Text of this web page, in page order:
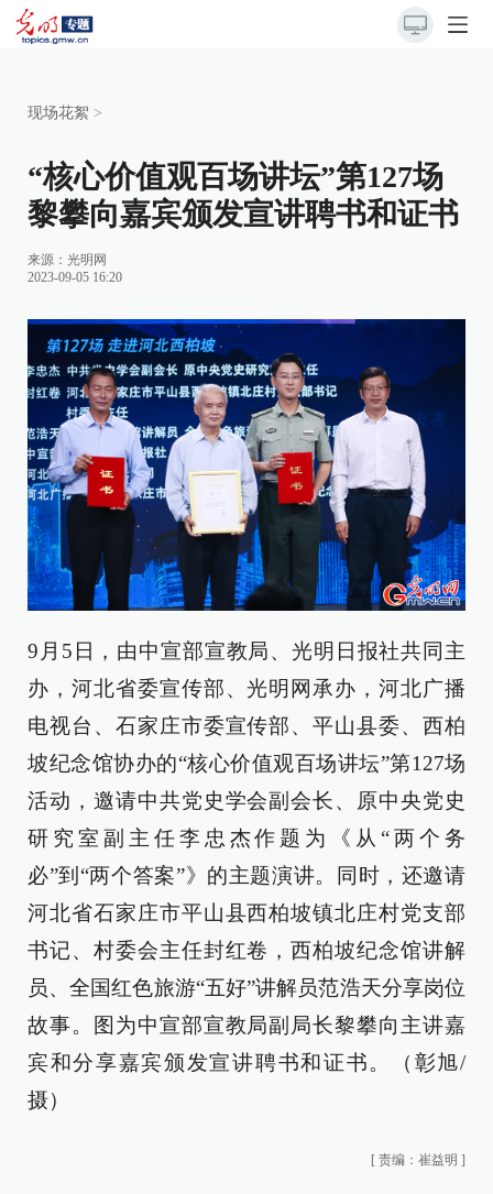
现场花絮 >
“核心价值观百场讲坛”第127场
黎攀向嘉宾颁发宣讲聘书和证书
来源： 光明网
2023-09-05 16:20
9月5日，由中宣部宣教局、光明日报社共同主
办，河北省委宣传部、光明网承办，河北广播
电视台、石家庄市委宣传部、平山县委、西柏
坡纪念馆协办的“核心价值观百场讲坛”第127场
活动，邀请中共党史学会副会长、原中央党史
研究室副主任李忠杰作题为《从“两个务
必”到“两个答案”》的主题演讲。同时，还邀请
河北省石家庄市平山县西柏坡镇北庄村党支部
书记、村委会主任封红卷，西柏坡纪念馆讲解
员、全国红色旅游“五好”讲解员范浩天分享岗位
故事。图为中宣部宣教局副局长黎攀向主讲嘉
宾和分享嘉宾颁发宣讲聘书和证书。（彰旭/
摄）
[ 责编：崔益明 ]